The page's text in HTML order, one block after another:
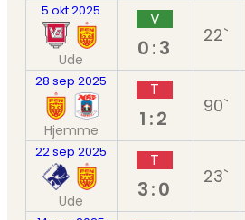
5 okt 2025
Ude
V
0:3
22`
28 sep 2025
Hjemme
T
1:2
90`
22 sep 2025
Ude
T
3:0
23`